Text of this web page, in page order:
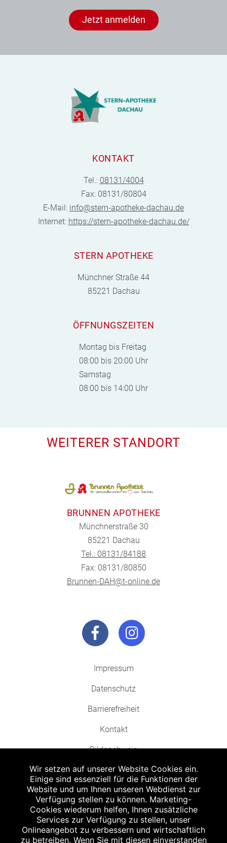
Jetzt anmelden
KONTAKT
Tel.: 08131/4004
Fax: 08131/80804
E-Mail: info@stern-apotheke-dachau.de
Internet: https://stern-apotheke-dachau.de/
STERN APOTHEKE
Münchner Straße 44
85221 Dachau
ÖFFNUNGSZEITEN
Montag bis Freitag
08:00 bis 20:00 Uhr
Samstag
08:00 bis 14:00 Uhr
WEITERER STANDORT
BRUNNEN APOTHEKE
Münchnerstraße 30
85221 Dachau
Tel.: 08131/84188
Fax: 08131/80850
Brunnen-DAH@t-online.de
Impressum
Datenschutz
Barrierefreiheit
Kontakt
Bildnachweis
Abgabe in haushaltsüblichen Mengen, solange der Vorrat reicht. Für Druck-
und Satzfehler keine Haftung.
Zu Risiken und Nebenwirkungen lesen Sie die Packungsbeilage und fragen
Sie Ihren Arzt oder Apotheker.
Wir setzen auf unserer Website Cookies ein.
Einige sind essenziell für die Funktionen der
Website und um Ihnen unseren Webdienst zur
Verfügung stellen zu können. Marketing-
Cookies wiederum helfen, Ihnen zusätzliche
Services zur Verfügung zu stellen, unser
Onlineangebot zu verbessern und wirtschaftlich
zu betreiben. Wenn Sie mit diesen einverstanden